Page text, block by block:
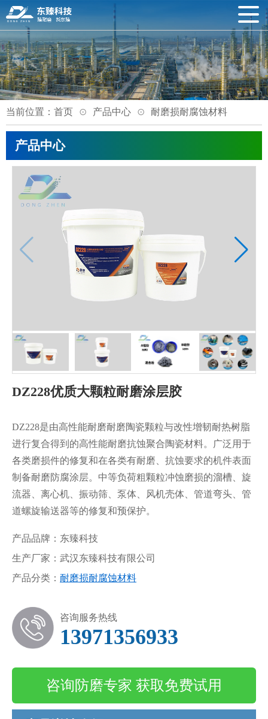
当前位置： 首页 产品中心 耐磨损耐腐蚀材料
产品中心
DZ228优质大颗粒耐磨涂层胶
DZ228是由高性能耐磨耐磨陶瓷颗粒与改性增韧耐热树脂
进行复合得到的高性能耐磨抗蚀聚合陶瓷材料。广泛用于
各类磨损件的修复和在各类有耐磨、抗蚀要求的机件表面
制备耐磨防腐涂层。中等负荷粗颗粒冲蚀磨损的溜槽、旋
流器、离心机、振动筛、泵体、风机壳体、管道弯头、管
道螺旋输送器等的修复和预保护。
产品品牌：东臻科技
生产厂家：武汉东臻科技有限公司
产品分类： 耐磨损耐腐蚀材料
咨询服务热线
13971356933
咨询防磨专家 获取免费试用